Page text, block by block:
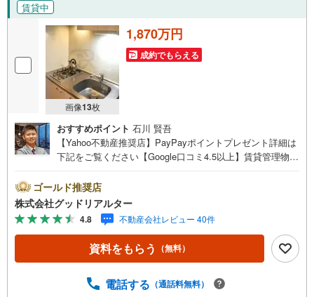
賃貸中
画像13枚
1,870万円
成約でもらえる
おすすめポイント 石川 賢吾
【Yahoo不動産推奨店】PayPayポイントプレゼント詳細は
下記をご覧ください【Google口コミ4.5以上】賃貸管理物件
介です。投資用マンションを購入する際、最大のリスクは
空室リスクです。利回りがいくら高かろうとも、空室が続
いてしまえば、絵に描いた餅になってしまいます。弊社で
ご紹介するマンションは、人気エリアのお薦め物件はもち
ろんのこと、エリアのニーズに合った人気のお部屋等、賃
貸営業経験スタッフの培ってきた知識と経験を基に物件を
ての対策はお任せください。掲載されている物件は、弊社
ゴールド推奨店
株式会社グッドリアルター
4.8 不動産会社レビュー 40件
資料をもらう （無料）
電話する （通話料無料）